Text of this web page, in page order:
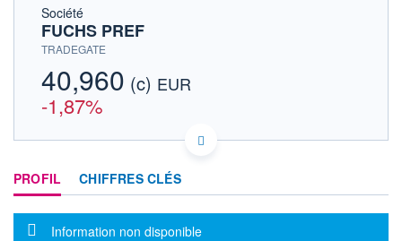
Société
FUCHS PREF
TRADEGATE
40,960 (c) EUR
-1,87%
DE000A3E5D64 FPE3
Politique d'exécution
Cotation sur les autres places
PROFIL CHIFFRES CLÉS
Message d'information
Information non disponible